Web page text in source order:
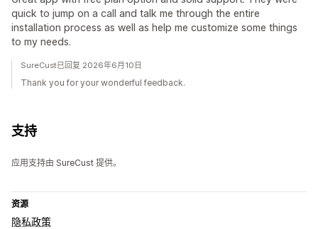
quick to jump on a call and talk me through the entire
installation process as well as help me customize some things
to my needs.
SureCust已回复 2026年6月10日
Thank you for your wonderful feedback.
支持
应用支持由 SureCust 提供。
资源
隐私政策